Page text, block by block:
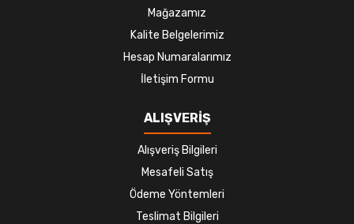
Mağazamız
Kalite Belgelerimiz
Hesap Numaralarımız
İletişim Formu
ALIŞVERİŞ
Alışveriş Bilgileri
Mesafeli Satış
Ödeme Yöntemleri
Teslimat Bilgileri